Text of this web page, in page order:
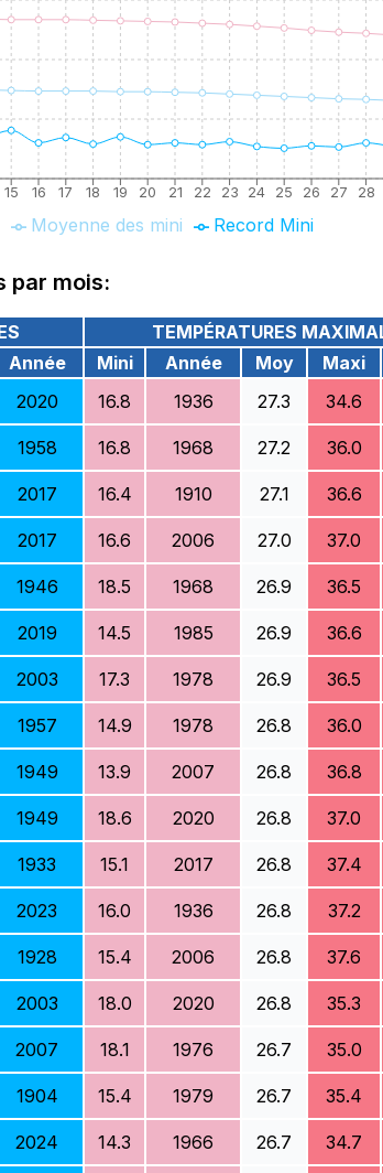
15 16 17 18 19 20 21 22 23 24 25 26 27 28
Moyenne des mini Record Mini
par mois:
TEMPÉRATURES
Année Mini Année Moy Maxi
2020 16.8 1936 27.3 34.6
1958 16.8 1968 27.2 36.0
2017 16.4 1910 27.1 36.6
2017 16.6 2006 27.0 37.0
1946 18.5 1968 26.9 36.5
2019 14.5 1985 26.9 36.6
2003 17.3 1978 26.9 36.5
1957 14.9 1978 26.8 36.0
1949 13.9 2007 26.8 36.8
1949 18.6 2020 26.8 37.0
1933 15.1 2017 26.8 37.4
2023 16.0 1936 26.8 37.2
1928 15.4 2006 26.8 37.6
2003 18.0 2020 26.8 35.3
2007 18.1 1976 26.7 35.0
1904 15.4 1979 26.7 35.4
2024 14.3 1966 26.7 34.7